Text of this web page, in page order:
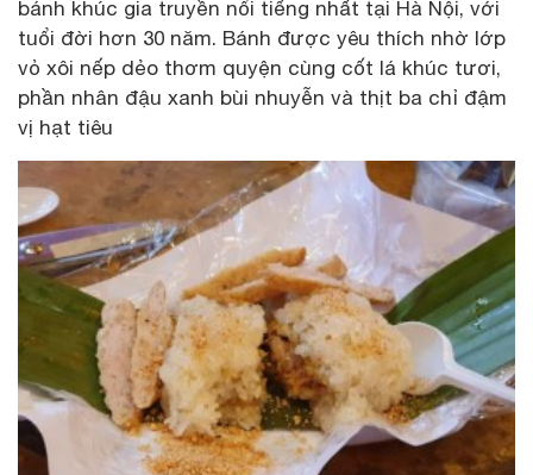
bánh khúc gia truyền nổi tiếng nhất tại Hà Nội, với
tuổi đời hơn 30 năm. Bánh được yêu thích nhờ lớp
vỏ xôi nếp dẻo thơm quyện cùng cốt lá khúc tươi,
phần nhân đậu xanh bùi nhuyễn và thịt ba chỉ đậm
vị hạt tiêu